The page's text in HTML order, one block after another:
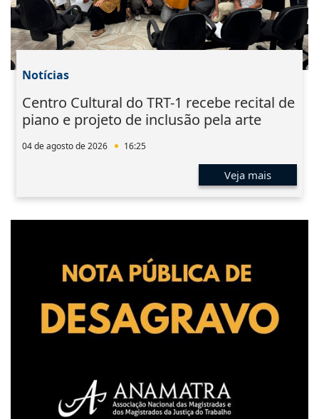
Notícias
Centro Cultural do TRT-1 recebe recital de
piano e projeto de inclusão pela arte
04 de agosto de 2026 16:25
Veja mais